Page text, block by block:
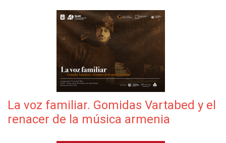
La voz familiar. Gomidas Vartabed y el
renacer de la música armenia